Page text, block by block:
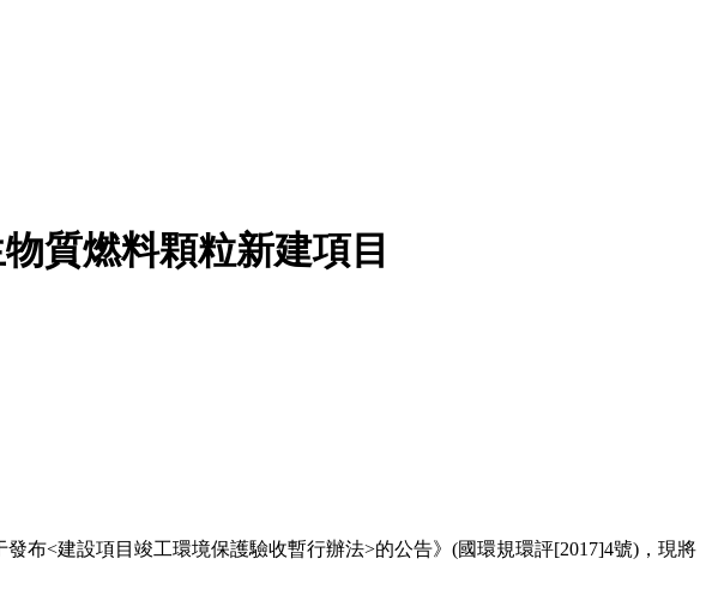
質燃料顆粒新建項目
布<建設項目竣工環境保護驗收暫行辦法>的公告》(國環規環評[2017]4號)，現將